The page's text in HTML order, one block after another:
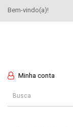
Bem-vindo(a)!
Minha conta